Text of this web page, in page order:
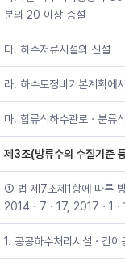
분의 20 이상 증설
다. 하수저류시설의 신설
라. 하수도정비기본계획에
마. 합류식하수관로ㆍ분류
제3조(방류수의 수질기준
① 법 제7조제1항에 따른
2014ㆍ7ㆍ17, 2017ㆍ1
1. 공공하수처리시설ㆍ간